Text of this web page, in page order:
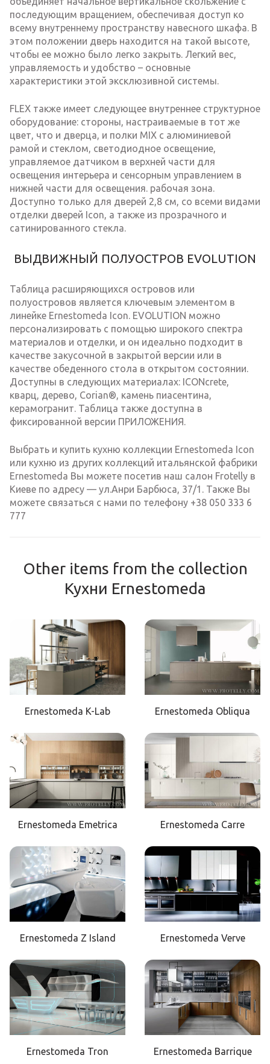
последующим вращением, обеспечивая доступ ко
всему внутреннему пространству навесного шкафа. В
этом положении дверь находится на такой высоте,
чтобы ее можно было легко закрыть. Легкий вес,
управляемость и удобство – основные
характеристики этой эксклюзивной системы.
FLEX также имеет следующее внутреннее структурное
оборудование: стороны, настраиваемые в тот же
цвет, что и дверца, и полки MIX с алюминиевой
рамой и стеклом, светодиодное освещение,
управляемое датчиком в верхней части для
освещения интерьера и сенсорным управлением в
нижней части для освещения. рабочая зона.
Доступно только для дверей 2,8 см, со всеми видами
отделки дверей Icon, а также из прозрачного и
сатинированного стекла.
ВЫДВИЖНЫЙ ПОЛУОСТРОВ EVOLUTION
Таблица расширяющихся островов или
полуостровов является ключевым элементом в
линейке Ernestomeda Icon. EVOLUTION можно
персонализировать с помощью широкого спектра
материалов и отделки, и он идеально подходит в
качестве закусочной в закрытой версии или в
качестве обеденного стола в открытом состоянии.
Доступны в следующих материалах: ICONcrete,
кварц, дерево, Corian®, камень пиасентина,
керамогранит. Таблица также доступна в
фиксированной версии ПРИЛОЖЕНИЯ.
Выбрать и купить кухню коллекции Ernestomeda Icon
или кухню из других коллекций итальянской фабрики
Ernestomeda Вы можете посетив наш салон Frotelly в
Киеве по адресу — ул.Анри Барбюса, 37/1. Также Вы
можете связаться с нами по телефону +38 050 333 6
777
Other items from the collection
Кухни Ernestomeda
Ernestomeda K-Lab Ernestomeda Obliqua
Ernestomeda Emetrica Ernestomeda Carre
Ernestomeda Z Island Ernestomeda Verve
Ernestomeda Tron Ernestomeda Barrique